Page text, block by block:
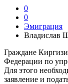
0
0
Эмиграция
Владислав
Граждане
Федерации по
Для этого
заявление и